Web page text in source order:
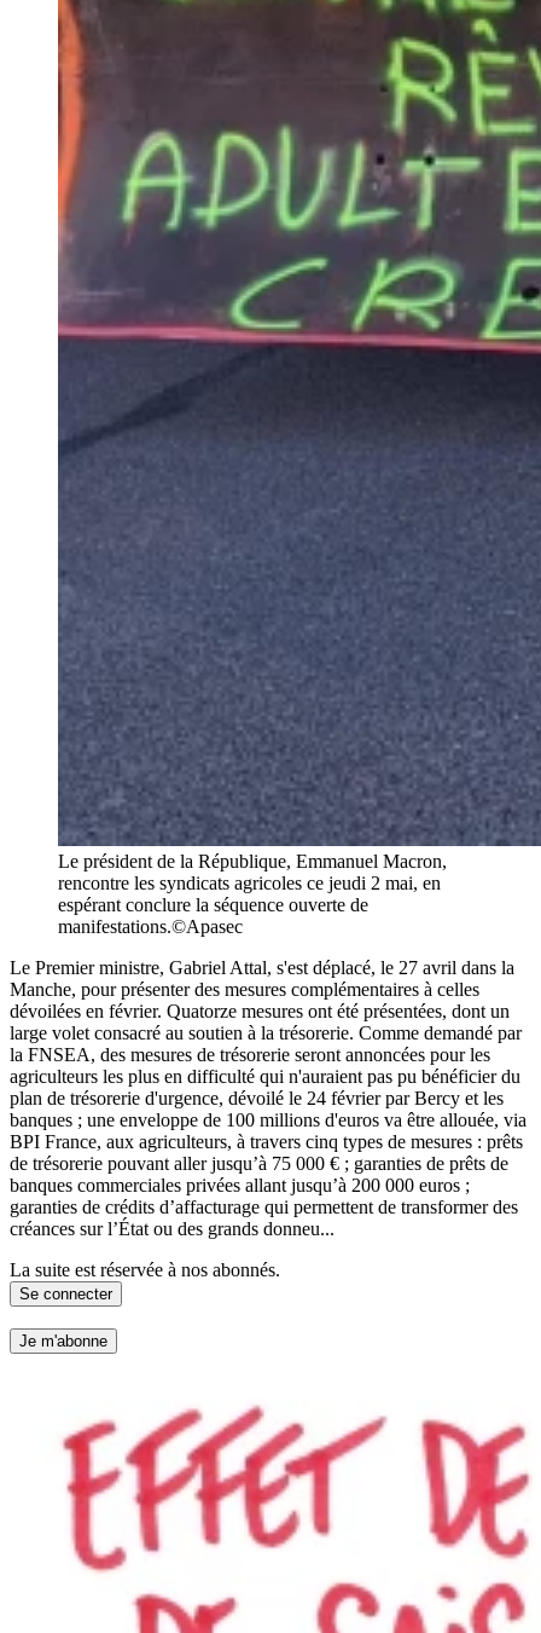
Le président de la République, Emmanuel Macron,
rencontre les syndicats agricoles ce jeudi 2 mai, en
espérant conclure la séquence ouverte de
manifestations.©Apasec
Le Premier ministre, Gabriel Attal, s'est déplacé, le 27 avril dans la
Manche, pour présenter des mesures complémentaires à celles
dévoilées en février. Quatorze mesures ont été présentées, dont un
large volet consacré au soutien à la trésorerie. Comme demandé par
la FNSEA, des mesures de trésorerie seront annoncées pour les
agriculteurs les plus en difficulté qui n'auraient pas pu bénéficier du
plan de trésorerie d'urgence, dévoilé le 24 février par Bercy et les
banques ; une enveloppe de 100 millions d'euros va être allouée, via
BPI France, aux agriculteurs, à travers cinq types de mesures : prêts
de trésorerie pouvant aller jusqu’à 75 000 € ; garanties de prêts de
banques commerciales privées allant jusqu’à 200 000 euros ;
garanties de crédits d’affacturage qui permettent de transformer des
créances sur l’État ou des grands donneu...
La suite est réservée à nos abonnés.
Se connecter
Je m'abonne